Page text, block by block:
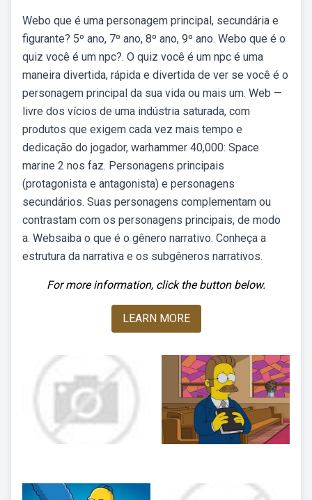
Webo que é uma personagem principal, secundária e
figurante? 5º ano, 7º ano, 8º ano, 9º ano. Webo que é o
quiz você é um npc?. O quiz você é um npc é uma
maneira divertida, rápida e divertida de ver se você é o
personagem principal da sua vida ou mais um. Web —
livre dos vícios de uma indústria saturada, com
produtos que exigem cada vez mais tempo e
dedicação do jogador, warhammer 40,000: Space
marine 2 nos faz. Personagens principais
(protagonista e antagonista) e personagens
secundários. Suas personagens complementam ou
contrastam com os personagens principais, de modo
a. Websaiba o que é o gênero narrativo. Conheça a
estrutura da narrativa e os subgêneros narrativos.
For more information, click the button below.
LEARN MORE